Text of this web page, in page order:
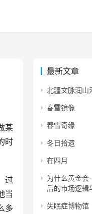
某
时
过
当
多
最新文章
北疆文脉润山
春雪镜像
春雪奇缘
冬日拾遗
在四月
为什么黄金
后的市场逻辑
失眠症博物馆